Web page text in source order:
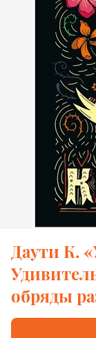
Даути К.
обряды